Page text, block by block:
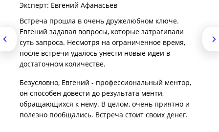
Эксперт: Евгений Афанасьев
Встреча прошла в очень дружелюбном ключе.
Евгений задавал вопросы, которые затрагивали
суть запроса. Несмотря на ограниченное время,
после встречи удалось унести новые идеи в
достаточном количестве.
Безусловно, Евгений - профессиональный ментор,
он способен довести до результата менти,
обращающихся к нему. В целом, очень приятно и
полезно пообщались. Встреча стоит своих денег.